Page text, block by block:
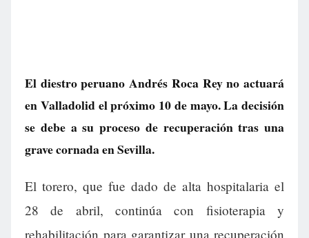
El diestro peruano Andrés Roca Rey no actuará
en Valladolid el próximo 10 de mayo. La decisión
se debe a su proceso de recuperación tras una
grave cornada en Sevilla.
El torero, que fue dado de alta hospitalaria el
28 de abril, continúa con fisioterapia y
rehabilitación para garantizar una recuperación